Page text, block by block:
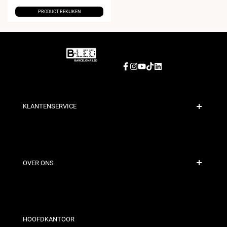
PRODUCT BEKIJKEN
Facebook
Instagram
YouTube
TikTokLinkedIn
KLANTENSERVICE
Contact
OVER ONS
Onze Winkels
HOOFDKANTOOR